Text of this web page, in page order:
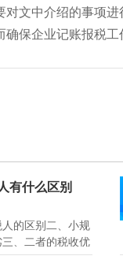
文中介绍的事项
保企业记账报税工
有什么区别
的区别二、小规
、二者的税收优
财税，如果要注